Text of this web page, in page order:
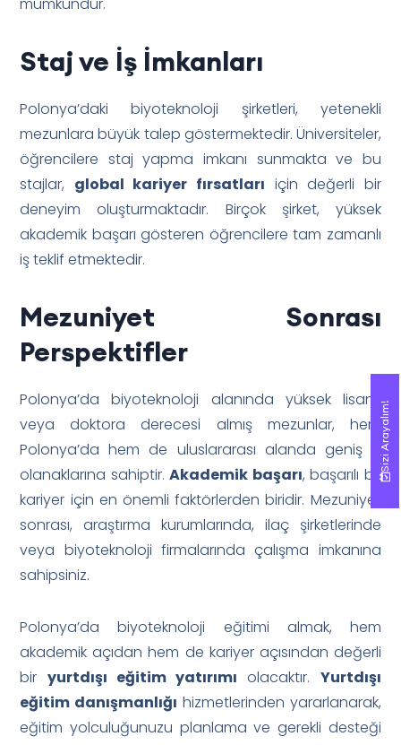
Staj ve İş İmkanları
Polonya’daki biyoteknoloji şirketleri, yetenekli
mezunlara büyük talep göstermektedir. Üniversiteler,
öğrencilere staj yapma imkanı sunmakta ve bu
stajlar, global kariyer fırsatları için değerli bir
deneyim oluşturmaktadır. Birçok şirket, yüksek
akademik başarı gösteren öğrencilere tam zamanlı
iş teklif etmektedir.
Mezuniyet Sonrası
Perspektifler
Polonya’da biyoteknoloji alanında yüksek lisans
veya doktora derecesi almış mezunlar, hem
Polonya’da hem de uluslararası alanda geniş iş
olanaklarına sahiptir.Akademik başarı, başarılı bir
kariyer için en önemli faktörlerden biridir. Mezuniyet
sonrası, araştırma kurumlarında, ilaç şirketlerinde
veya biyoteknoloji firmalarında çalışma imkanına
sahipsiniz.
Polonya’da biyoteknoloji eğitimi almak, hem
akademik açıdan hem de kariyer açısından değerli
bir yurtdışı eğitim yatırımı olacaktır. Yurtdışı
eğitim danışmanlığı hizmetlerinden yararlanarak,
eğitim yolculuğunuzu planlama ve gerekli desteği
Sizi Arayalım!
Sizi Arayalım!